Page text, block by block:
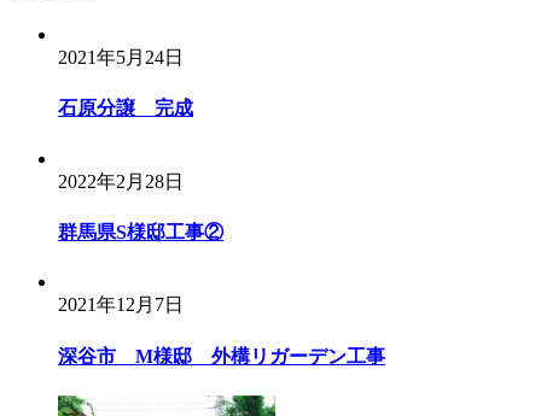
2021年5月24日
石原分譲 完成
2022年2月28日
群馬県S様邸工事②
2021年12月7日
深谷市 M様邸 外構リガーデン工事